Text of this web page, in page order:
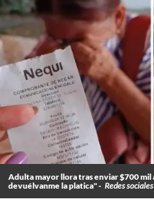
Adulta mayor llora tras enviar $700
devuélvanme la platica" - Redes sociales